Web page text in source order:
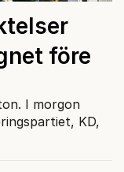
före
KD,